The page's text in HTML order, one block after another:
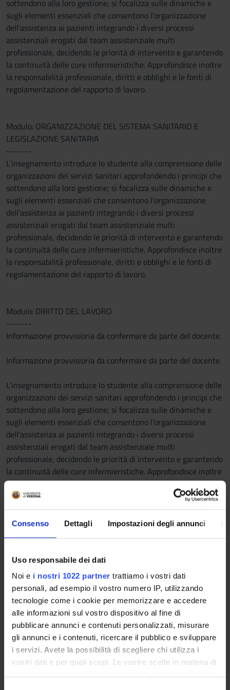
Consenso Dettagli Impostazioni degli annunci
Uso responsabile dei dati
Noi e i nostri 1022 partner trattiamo i vostri dati
personali, ad esempio il vostro numero IP, utilizzando
tecnologie come i cookie per memorizzare e accedere
alle informazioni sul vostro dispositivo al fine di
pubblicare annunci e contenuti personalizzati, misurare
gli annunci e i contenuti, ricercare il pubblico e sviluppare
i servizi. Avete la possibilità di scegliere chi utilizza i
vostri dati e per quali scopi. Le vostre scelte in materia di
sottendono alla loro gestione; si focalizza sulle dinamiche e
sugli elementi essenziali che consentono l’organizzazione
dell’assistenza ai pazienti integrando i diversi processi
assistenziali erogati dal team assistenziale multi
professionale, decidendo le priorità di intervento e garantendo
la continuità delle cure infermieristiche. Approfondisce inoltre
la responsabilità professionale, diritti e obblighi e le fonti di
regolamentazione del rapporto di lavoro.
Modulo: ORGANIZZAZIONE DEL SISTEMA SANITARIO E
LEGISLAZIONE SANITARIA
-------
L’insegnamento introduce lo studente alla comprensione delle
organizzazioni dei servizi sanitari approfondendo i principi che
sottendono alla loro gestione; si focalizza sulle dinamiche e
sugli elementi essenziali che consentono l’organizzazione
dell’assistenza ai pazienti integrando i diversi processi
assistenziali erogati dal team assistenziale multi
professionale, decidendo le priorità di intervento e garantendo
la continuità delle cure infermieristiche. Approfondisce inoltre
la responsabilità professionale, diritti e obblighi e le fonti di
regolamentazione del rapporto di lavoro.
Modulo: DIRITTO DEL LAVORO
-------
Informazione provvisioria da confermare da parte del docente.
Informazione provvisioria da confermare da parte del docente.
L’insegnamento introduce lo studente alla comprensione delle
organizzazioni dei servizi sanitari approfondendo i principi che
sottendono alla loro gestione; si focalizza sulle dinamiche e
sugli elementi essenziali che consentono l’organizzazione
dell’assistenza ai pazienti integrando i diversi processi
assistenziali erogati dal team assistenziale multi
professionale, decidendo le priorità di intervento e garantendo
la continuità delle cure infermieristiche. Approfondisce inoltre
la responsabilità professionale, diritti e obblighi e le fonti di
regolamentazione del rapporto di lavoro.
L’insegnamento introduce lo studente alla comprensione delle
organizzazioni dei servizi sanitari approfondendo i principi che
sottendono alla loro gestione; si focalizza sulle dinamiche e
sugli elementi essenziali che consentono l’organizzazione
dell’assistenza ai pazienti integrando i diversi processi
assistenziali erogati dal team assistenziale multi
professionale, decidendo le priorità di intervento e garantendo
la continuità delle cure infermieristiche. Approfondisce inoltre
la responsabilità professionale, diritti e obblighi e le fonti di
regolamentazione del rapporto di lavoro.